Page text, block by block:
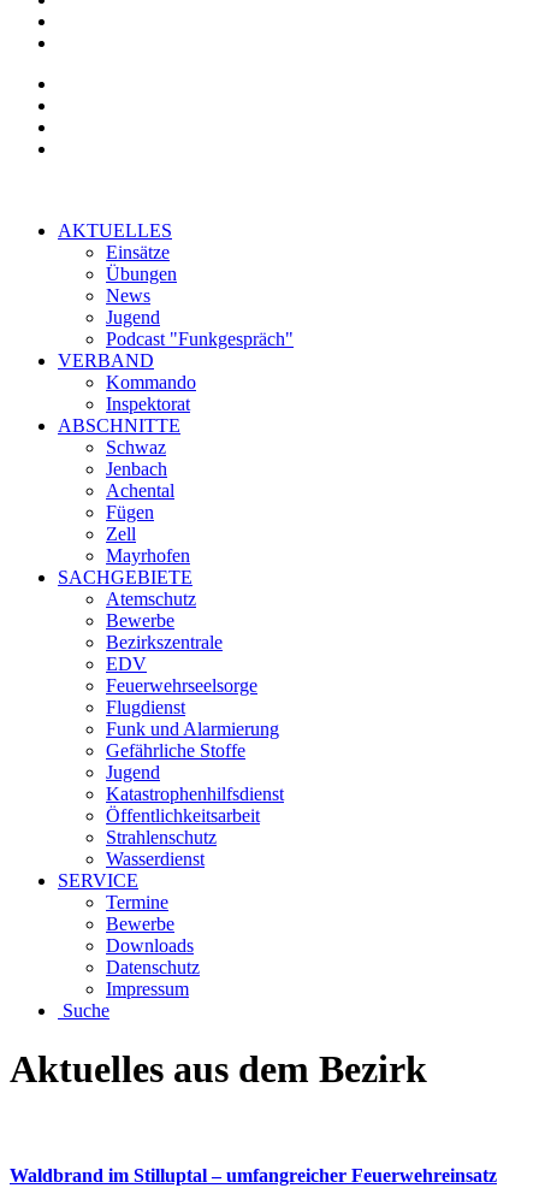
AKTUELLES
Einsätze
Übungen
News
Jugend
Podcast "Funkgespräch"
VERBAND
Kommando
Inspektorat
ABSCHNITTE
Schwaz
Jenbach
Achental
Fügen
Zell
Mayrhofen
SACHGEBIETE
Atemschutz
Bewerbe
Bezirkszentrale
EDV
Feuerwehrseelsorge
Flugdienst
Funk und Alarmierung
Gefährliche Stoffe
Jugend
Katastrophenhilfsdienst
Öffentlichkeitsarbeit
Strahlenschutz
Wasserdienst
SERVICE
Termine
Bewerbe
Downloads
Datenschutz
Impressum
Suche
Aktuelles aus dem Bezirk
Waldbrand im Stilluptal – umfangreicher Feuerwehreinsatz